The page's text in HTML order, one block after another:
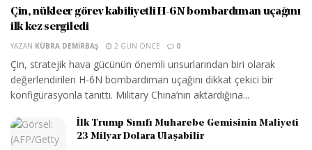
Çin, nükleer görev kabiliyetli H-6N bombardıman uçağını
ilk kez sergiledi
YAZAN KÜBRA DEMIRBAŞ 2 GÜN ÖNCE 0
Çin, stratejik hava gücünün önemli unsurlarından biri olarak
değerlendirilen H-6N bombardıman uçağını dikkat çekici bir
konfigürasyonla tanıttı. Military China’nın aktardığına...
İlk Trump Sınıfı Muharebe Gemisinin Maliyeti
23 Milyar Dolara Ulaşabilir